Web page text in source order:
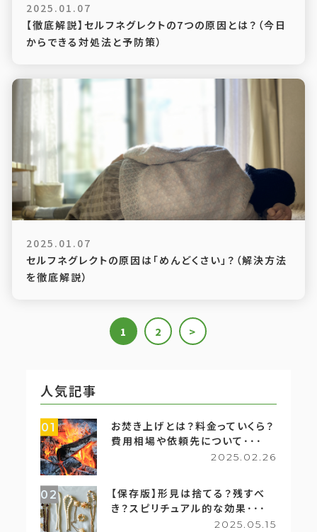
2025.01.07
【徹底解説】セルフネグレクトの7つの原因とは？（今日
からできる対処法と予防策）
2025.01.07
セルフネグレクトの原因は「めんどくさい」？（解決方法
を徹底解説）
1 2 >
人気記事
01
お焚き上げとは？料金っていくら？
費用相場や依頼先について･･･
2025.02.26
02
【保存版】形見は捨てる？残すべ
き？スピリチュアル的な効果･･･
2025.05.15